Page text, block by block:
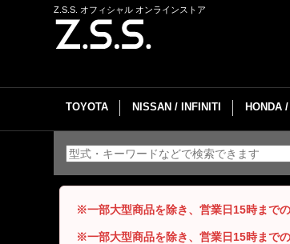
Z.S.S. オフィシャル オンラインストア
TOYOTA NISSAN / INFINITI HONDA
※一部大型商品を除き、営業日15時まで
※一部大型商品を除き、営業日15時まで